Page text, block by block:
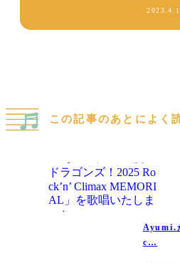
この記事のあとによく
Ayumi.
c…